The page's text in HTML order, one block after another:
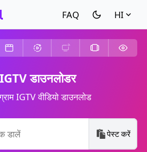
HI
IGTV डाउनलोडर
IGTV वीडियो डाउनलोड
पेस्ट करें